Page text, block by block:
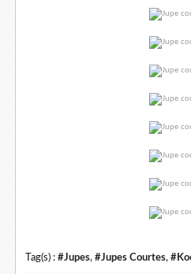
Tag(s) : #Jupes, #Jupes Courtes,